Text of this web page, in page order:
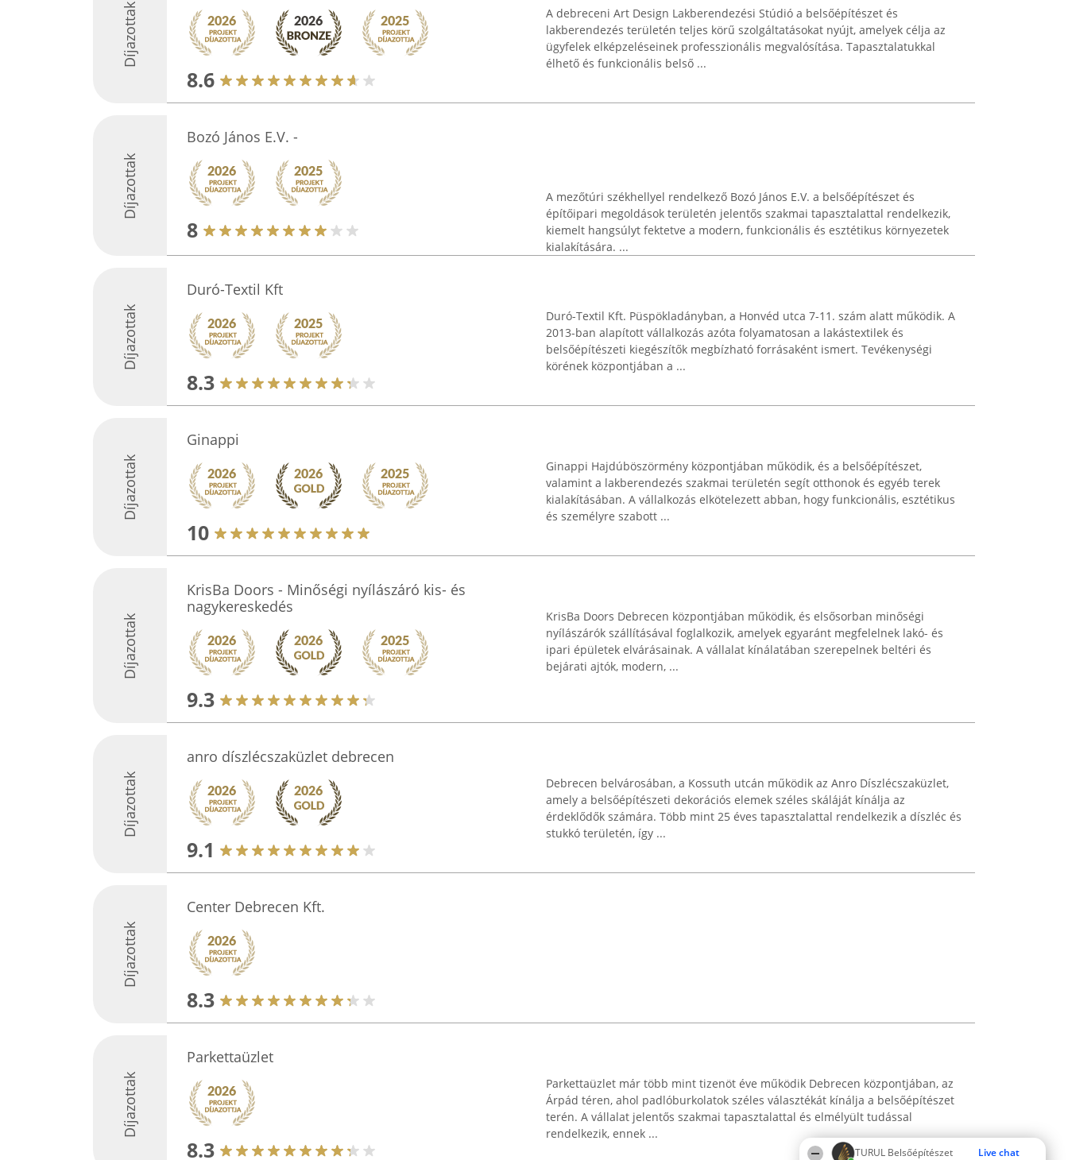
TURUL Belsőépítészet Live chat
Díjazottak
8.6
A debreceni Art Design Lakberendezési Stúdió a belsőépítészet és
lakberendezés területén teljes körű szolgáltatásokat nyújt, amelyek célja az
ügyfelek elképzeléseinek professzionális megvalósítása. Tapasztalatukkal
élhető és funkcionális belső ...
Díjazottak
Bozó János E.V. -
8
A mezőtúri székhellyel rendelkező Bozó János E.V. a belsőépítészet és
építőipari megoldások területén jelentős szakmai tapasztalattal rendelkezik,
kiemelt hangsúlyt fektetve a modern, funkcionális és esztétikus környezetek
kialakítására. ...
Díjazottak
Duró-Textil Kft
8.3
Duró-Textil Kft. Püspökladányban, a Honvéd utca 7-11. szám alatt működik. A
2013-ban alapított vállalkozás azóta folyamatosan a lakástextilek és
belsőépítészeti kiegészítők megbízható forrásaként ismert. Tevékenységi
körének központjában a ...
Díjazottak
Ginappi
10
Ginappi Hajdúböszörmény központjában működik, és a belsőépítészet,
valamint a lakberendezés szakmai területén segít otthonok és egyéb terek
kialakításában. A vállalkozás elkötelezett abban, hogy funkcionális, esztétikus
és személyre szabott ...
Díjazottak
KrisBa Doors - Minőségi nyílászáró kis- és
nagykereskedés
9.3
KrisBa Doors Debrecen központjában működik, és elsősorban minőségi
nyílászárók szállításával foglalkozik, amelyek egyaránt megfelelnek lakó- és
ipari épületek elvárásainak. A vállalat kínálatában szerepelnek beltéri és
bejárati ajtók, modern, ...
Díjazottak
anro díszlécszaküzlet debrecen
9.1
Debrecen belvárosában, a Kossuth utcán működik az Anro Díszlécszaküzlet,
amely a belsőépítészeti dekorációs elemek széles skáláját kínálja az
érdeklődők számára. Több mint 25 éves tapasztalattal rendelkezik a díszléc és
stukkó területén, így ...
Díjazottak
Center Debrecen Kft.
8.3
Díjazottak
Parkettaüzlet
8.3
Parkettaüzlet már több mint tizenöt éve működik Debrecen központjában, az
Árpád téren, ahol padlóburkolatok széles választékát kínálja a belsőépítészet
terén. A vállalat jelentős szakmai tapasztalattal és elmélyült tudással
rendelkezik, ennek ...